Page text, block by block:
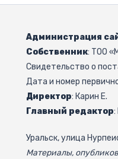
Администрация
Собственник: ТОО
Свидетельство о
Дата и номер
Директор: Карин Е.
Главный редактор:
Уральск, улица
Материалы,